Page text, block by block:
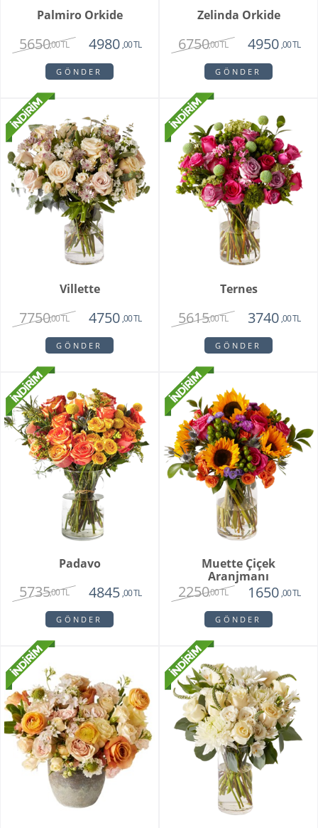
Palmiro Orkide
5650,00 TL 4980 ,00 TL
GÖNDER
Zelinda Orkide
6750,00 TL 4950 ,00 TL
GÖNDER
Villette
7750,00 TL 4750,00 TL
GÖNDER
Ternes
5615,00 TL 3740,00 TL
GÖNDER
Padavo
5735,00 TL 4845 ,00 TL
GÖNDER
Muette Çiçek
Aranjmanı
2250,00 TL 1650 ,00 TL
GÖNDER